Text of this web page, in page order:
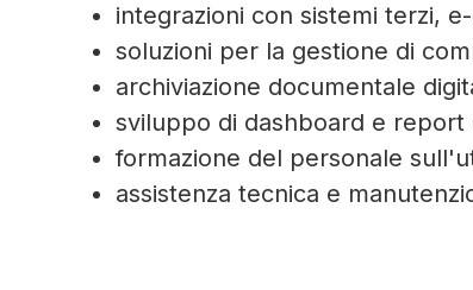
integrazioni con sistemi terzi,
soluzioni per la gestione di
archiviazione documentale
sviluppo di dashboard e report
formazione del personale
assistenza tecnica e